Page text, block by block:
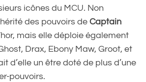
icônes du MCU. Non
des pouvoirs de Captain
mais elle déploie également
Drax, Ebony Maw, Groot, et
d’elle un être doté de plus d’une
pouvoirs.